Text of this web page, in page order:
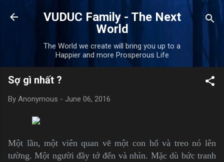
Skip to main content
VUDUC Family - The Next
World
The World we create will bring you up to a
Happier and more Prosperous Life
Sợ gì nhất ?
By Anonymous - June 06, 2016
Một lần, một viên quan vẽ một con hổ và treo nó lên
tường. Một người đầy tớ đến và nhìn. Mặc dù bức tranh